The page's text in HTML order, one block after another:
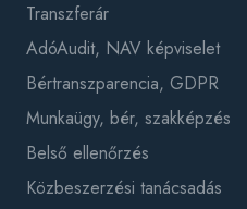
Transzferár
AdóAudit, NAV képviselet
Bértranszparencia, GDPR
Munkaügy, bér, szakképzés
Belső ellenőrzés
Közbeszerzési tanácsadás